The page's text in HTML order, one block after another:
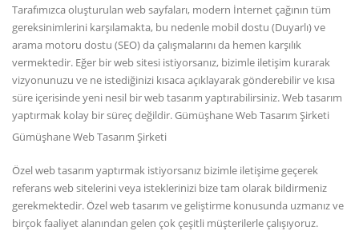
Tarafımızca oluşturulan web sayfaları, modern İnternet çağının tüm
gereksinimlerini karşılamakta, bu nedenle mobil dostu (Duyarlı) ve
arama motoru dostu (SEO) da çalışmalarını da hemen karşılık
vermektedir. Eğer bir web sitesi istiyorsanız, bizimle iletişim kurarak
vizyonunuzu ve ne istediğinizi kısaca açıklayarak gönderebilir ve kısa
süre içerisinde yeni nesil bir web tasarım yaptırabilirsiniz. Web tasarım
yaptırmak kolay bir süreç değildir. Gümüşhane Web Tasarım Şirketi
Gümüşhane Web Tasarım Şirketi
Özel web tasarım yaptırmak istiyorsanız bizimle iletişime geçerek
referans web sitelerini veya isteklerinizi bize tam olarak bildirmeniz
gerekmektedir. Özel web tasarım ve geliştirme konusunda uzmanız ve
birçok faaliyet alanından gelen çok çeşitli müşterilerle çalışıyoruz.